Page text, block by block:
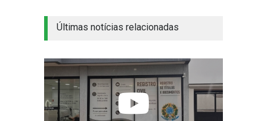
Últimas notícias relacionadas